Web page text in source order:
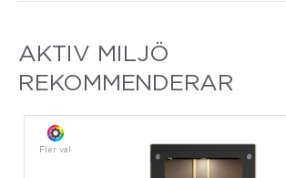
AKTIV MILJÖ
REKOMMENDERAR
Fler val